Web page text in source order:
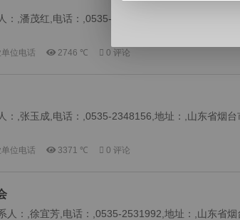
,潘茂红,电话：,0535-2501608,地址：,山东省烟台
位电话 2746 ℃ 0 评论
,张玉成,电话：,0535-2348156,地址：,山东省烟台
位电话 3371 ℃ 0 评论
：,徐宜芳,电话：,0535-2531992,地址：,山东省烟